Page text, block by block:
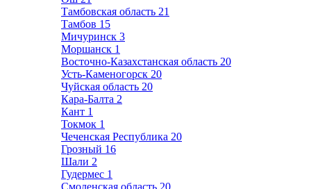
Тамбовская область 21
Тамбов 15
Мичуринск 3
Моршанск 1
Восточно-Казахстанская область 20
Усть-Каменогорск 20
Чуйская область 20
Кара-Балта 2
Кант 1
Токмок 1
Чеченская Республика 20
Грозный 16
Шали 2
Гудермес 1
Смоленская область 20